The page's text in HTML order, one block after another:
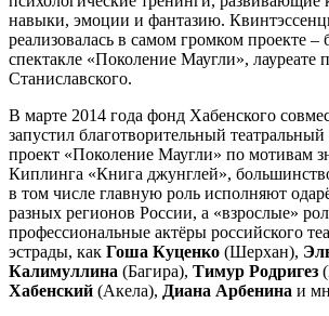
навыки, эмоции и фантазию.
реализовалась в самом громком проекте –
спектакле «Поколение Маугли», лауреате
Станиславского.
В марте 2014 года фонд Хабенского
запустил благотворительный
проект «Поколение Маугли» по мотивам
Киплинга «Книга джунглей»,
в том числе главную роль исполняют
разных регионов России, а «взрослые»
профессиональные актёры российского
эстрады, как Гоша Куценко (Шерхан),
Калимуллина (Багира), Тимур Родригез
Хабенский (Акела), Диана Арбенина и